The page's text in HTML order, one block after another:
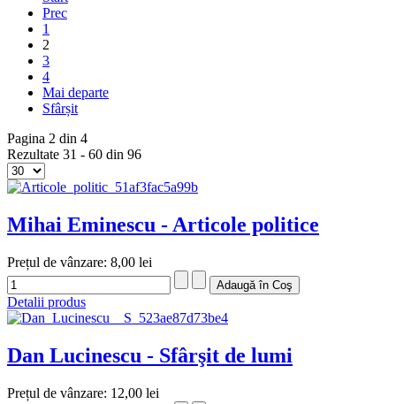
Prec
1
2
3
4
Mai departe
Sfârșit
Pagina 2 din 4
Rezultate 31 - 60 din 96
Mihai Eminescu - Articole politice
Prețul de vânzare: 8,00 lei
Detalii produs
Dan Lucinescu - Sfârşit de lumi
Prețul de vânzare: 12,00 lei